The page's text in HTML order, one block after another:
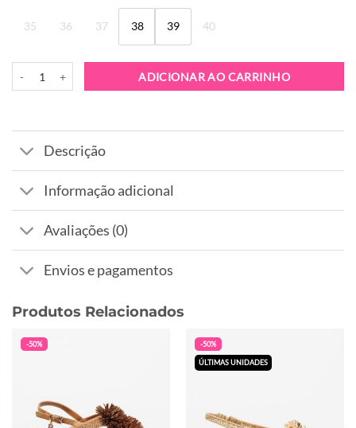
35 36 37 38 39 40
ADICIONAR AO CARRINHO
Descrição
Informação adicional
Avaliações (0)
Envios e pagamentos
Produtos Relacionados
-50% -50%
ÚLTIMAS UNIDADES